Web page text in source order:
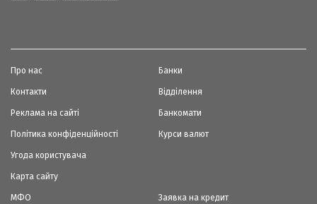
Про нас
Контакти
Реклама на сайті
Політика конфіденційності
Угода користувача
Карта сайту
Банки
Відділення
Банкомати
Курси валют
МФО Заявка на кредит